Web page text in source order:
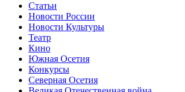
Статьи
Новости России
Новости Культуры
Театр
Кино
Южная Осетия
Конкурсы
Северная Осетия